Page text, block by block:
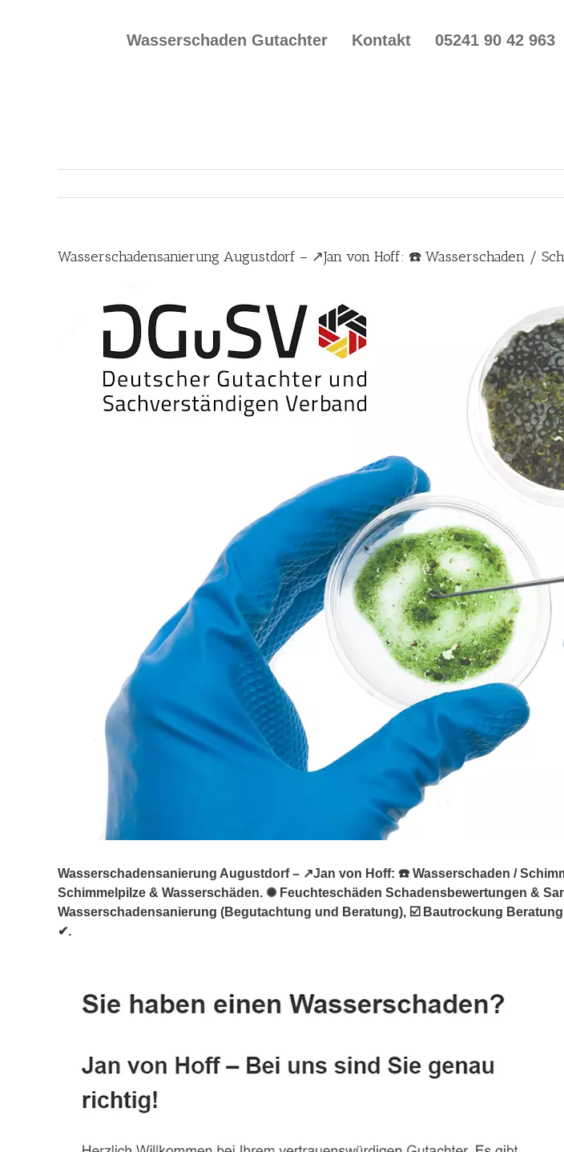
Wasserschaden Gutachter Kontakt 05241 90 42 963
Wasserschadensanierung Augustdorf – ↗️Jan von Hoff: ☎️ Wasserschaden /
Wasserschadensanierung Augustdorf – ↗️Jan von Hoff: ☎️ Wasserschaden /
Schimmelpilze & Wasserschäden. ✺ Feuchteschäden Schadensbewertungen &
Wasserschadensanierung (Begutachtung und Beratung), ☑️ Bautrockung
✔.